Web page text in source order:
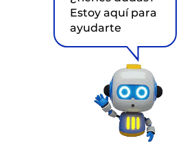
Estoy aquí para
ayudarte